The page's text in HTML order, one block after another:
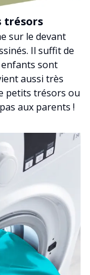
trésors
sur le devant
Il suffit de
sont
aussi très
petits trésors ou
aux parents !